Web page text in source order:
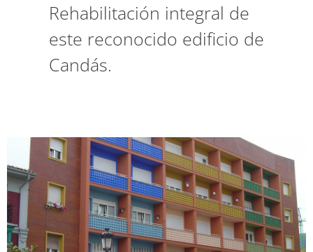
Rehabilitación integral de
este reconocido edificio de
Candás.